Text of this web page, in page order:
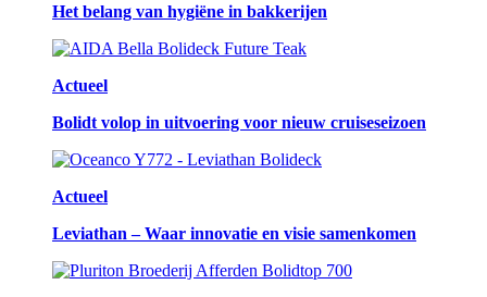
Het belang van hygiëne in bakkerijen
Actueel
Bolidt volop in uitvoering voor nieuw cruiseseizoen
Actueel
Leviathan – Waar innovatie en visie samenkomen